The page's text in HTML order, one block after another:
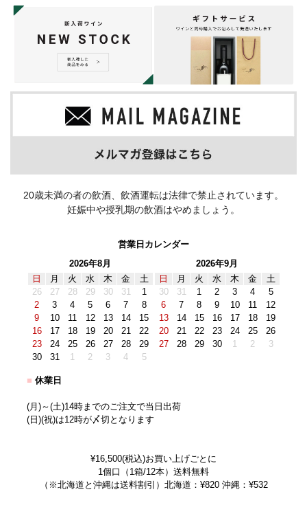
20歳未満の者の飲酒、飲酒運転は法律で禁止されています。
妊娠中や授乳期の飲酒はやめましょう。
営業日カレンダー
2026年8月
日
月 火 水 木 金
土
26
27 28 29 30 31
1
2
3 4 5 6 7
8
9
10 11 12 13 14
15
16
17 18 19 20 21
22
23
24 25 26 27 28
29
30
31 1 2 3 4 5
2026年9月
日
月 火 水 木 金
土
30
31 1 2 3 4
5
6
7 8 9 10 11
12
13
14 15 16 17 18
19
20
21 22 23 24 25
26
27
28 29 30 1 2 3
■ 休業日
(月)～(土)14時までのご注文で当日出荷
(日)(祝)は12時が〆切となります
¥16,500(税込)お買い上げごとに
1個口（1箱/12本）送料無料
（※北海道と沖縄は送料割引）北海道：¥820 沖縄：¥532